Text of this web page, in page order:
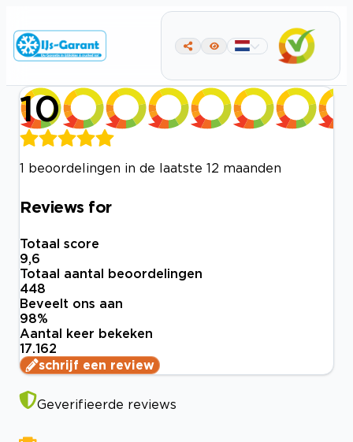
10
1 beoordelingen in de laatste 12 maanden
Reviews for
Totaal score
9,6
Totaal aantal beoordelingen
448
Beveelt ons aan
98%
Aantal keer bekeken
17.162
schrijf een review
Geverifieerde reviews